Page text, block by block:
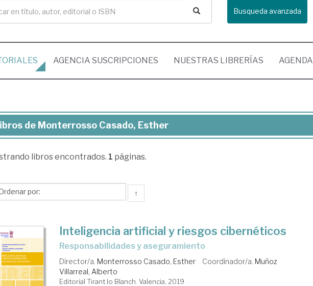
Busqueda avanzada
AGENCIA SUSCRIPCIONES NUESTRAS LIBRERÍAS AGENDA
de Monterrosso Casado, Esther
libros encontrados. 1 páginas.
↑
Inteligencia artificial y riesgos cibernéticos
responsabilidades y aseguramiento
Director/a. Monterrosso Casado, Esther Coordinador/a. Muñoz
Villarreal, Alberto
Editorial Tirant lo Blanch. Valencia, 2019